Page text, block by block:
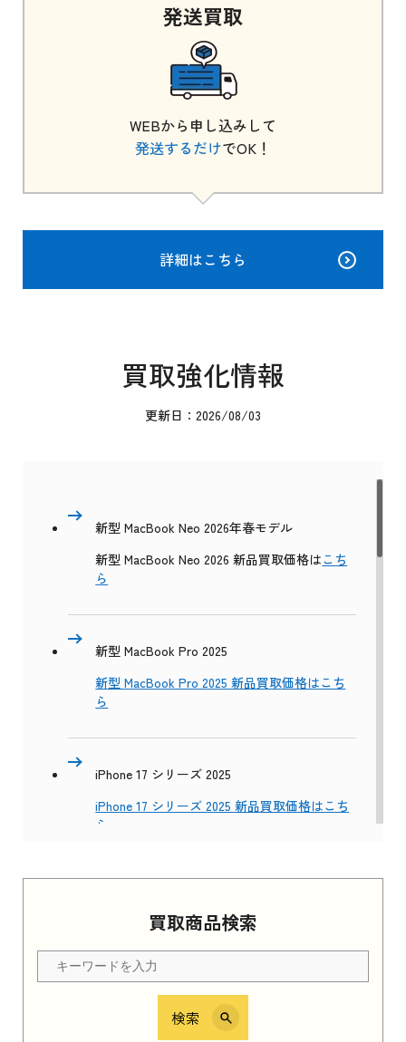
買取商品検索
検索
発送買取
WEBから申し込みして
発送するだけでOK！
詳細はこちら
買取強化情報
更新日：2026/08/03
新型 MacBook Neo 2026年春モデル
新型 MacBook Neo 2026 新品買取価格はこち
ら
新型 MacBook Pro 2025
新型 MacBook Pro 2025 新品買取価格はこち
ら
iPhone 17 シリーズ 2025
iPhone 17 シリーズ 2025 新品買取価格はこち
ら
Apple Watch Series 11 2025 新品買取価格はこ
ちら
iPhone 16e シリーズ 2025